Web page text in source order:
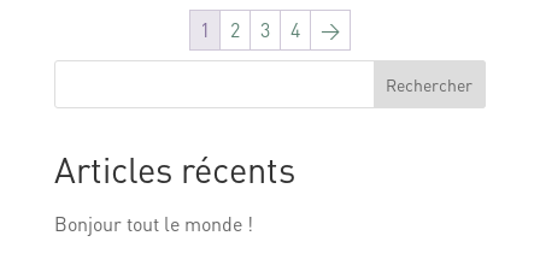
1 2 3 4 →
Rechercher
Articles récents
Bonjour tout le monde !